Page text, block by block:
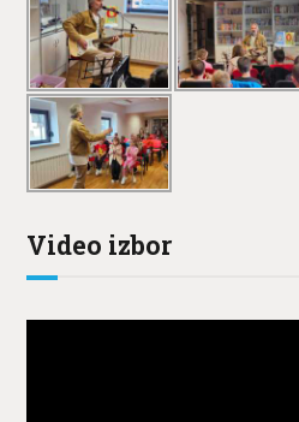
Video izbor